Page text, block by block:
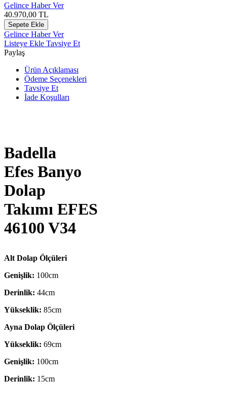
Gelince Haber Ver
40.970,00 TL
Sepete Ekle
Gelince Haber Ver
Listeye Ekle Tavsiye Et
Paylaş
Ürün Açıklaması
Ödeme Seçenekleri
Tavsiye Et
İade Koşulları
Badella
Efes Banyo
Dolap
Takımı EFES
46100 V34
Alt Dolap Ölçüleri
Genişlik: 100cm
Derinlik: 44cm
Yükseklik: 85cm
Ayna Dolap Ölçüleri
Yükseklik: 69cm
Genişlik: 100cm
Derinlik: 15cm